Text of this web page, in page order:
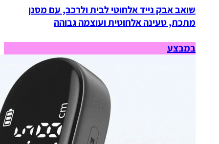
שואב אבק נייד אלחוטי לבית ולרכב, עם מסנן
מתכת, טעינה אלחוטית ועוצמה גבוהה
במבצע